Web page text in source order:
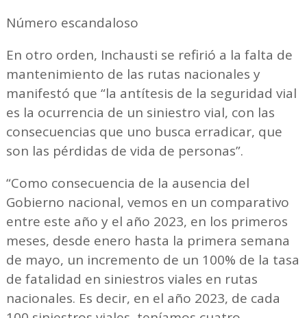
Número escandaloso
En otro orden, Inchausti se refirió a la falta de
mantenimiento de las rutas nacionales y
manifestó que “la antítesis de la seguridad vial
es la ocurrencia de un siniestro vial, con las
consecuencias que uno busca erradicar, que
son las pérdidas de vida de personas”.
“Como consecuencia de la ausencia del
Gobierno nacional, vemos en un comparativo
entre este año y el año 2023, en los primeros
meses, desde enero hasta la primera semana
de mayo, un incremento de un 100% de la tasa
de fatalidad en siniestros viales en rutas
nacionales. Es decir, en el año 2023, de cada